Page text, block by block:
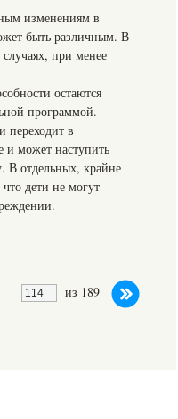
изменениям в
быть различным. В
при менее
остаются
программой.
переходит в
и может наступить
В отдельных, крайне
дети не могут
из 189